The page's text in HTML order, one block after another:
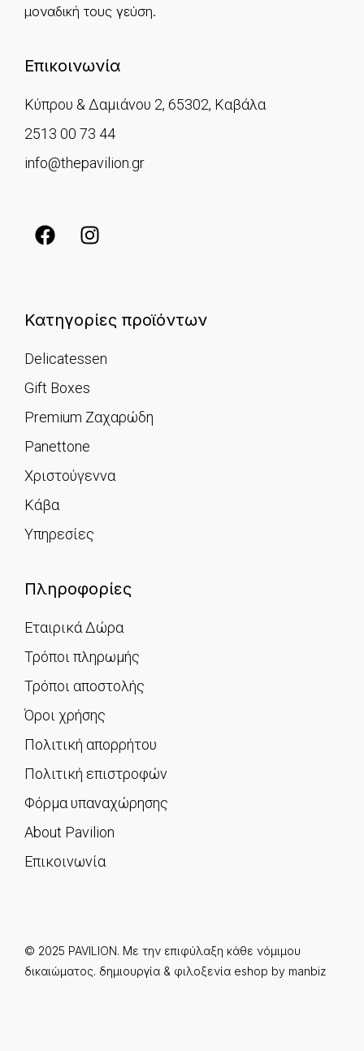
μοναδική τους γεύση.
Επικοινωνία
Κύπρου & Δαμιάνου 2, 65302, Καβάλα
2513 00 73 44
info@thepavilion.gr
Κατηγορίες προϊόντων
Delicatessen
Gift Boxes
Premium Ζαχαρώδη
Panettone
Χριστούγεννα
Κάβα
Υπηρεσίες
Πληροφορίες
Εταιρικά Δώρα
Τρόποι πληρωμής
Τρόποι αποστολής
Όροι χρήσης
Πολιτική απορρήτου
Πολιτική επιστροφών
Φόρμα υπαναχώρησης
About Pavilion
Επικοινωνία
© 2025 PAVILION. Με την επιφύλαξη κάθε νόμιμου
δικαιώματος. δημιουργία & φιλοξενία eshop by manbiz